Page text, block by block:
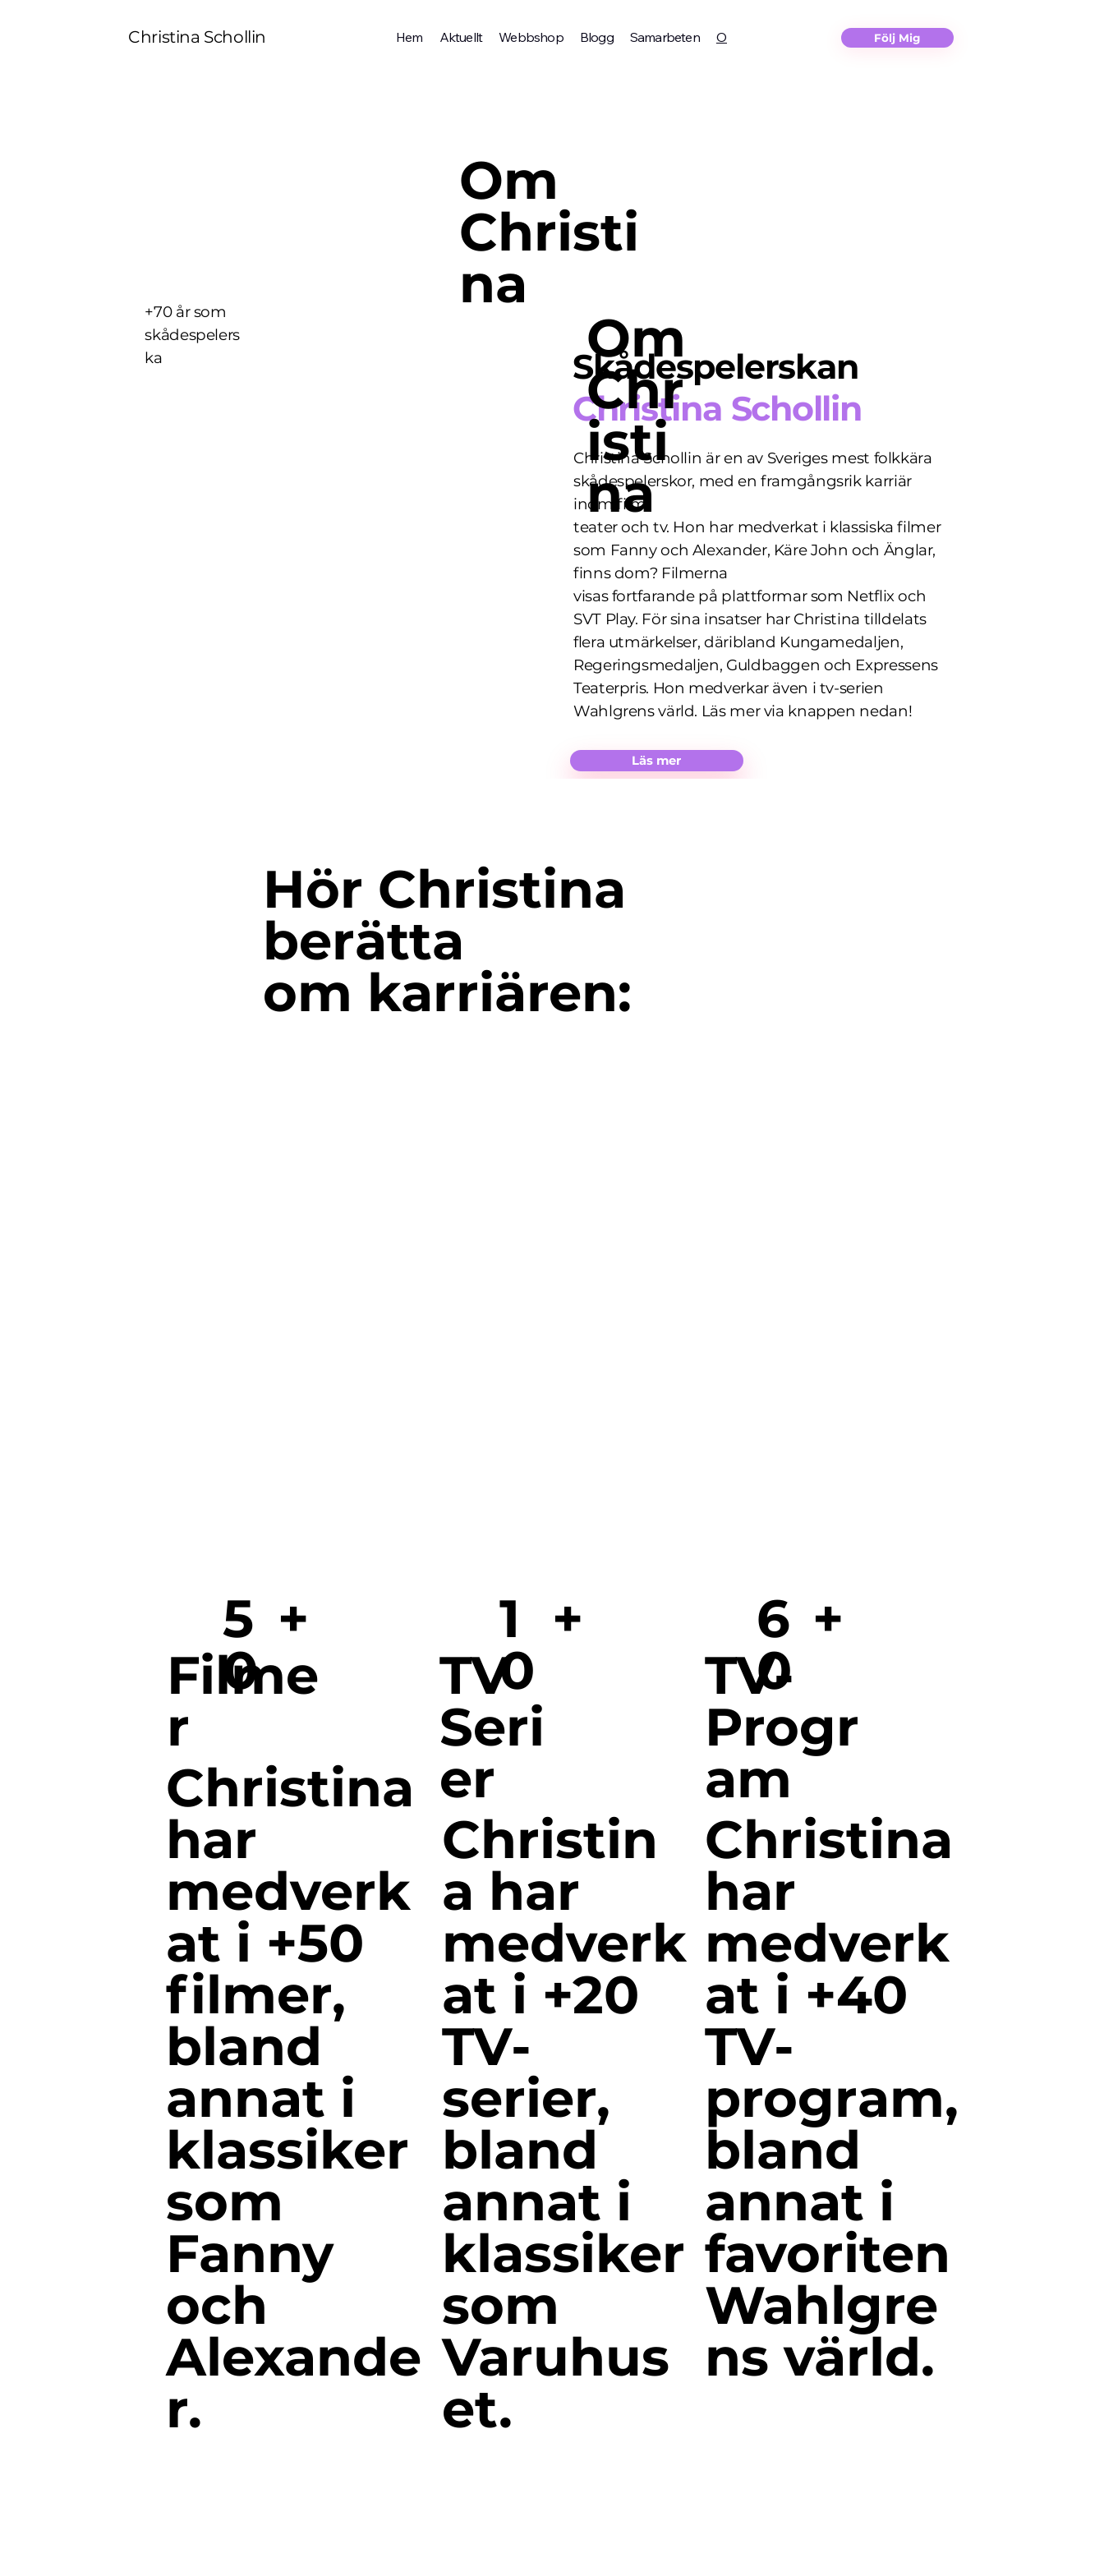
Christina Schollin Hem Aktuellt Webbshop Blogg Samarbeten Om Christina Kontakt Följ Mig
Om
Christi
na
+70 år som
skådespelers
ka
Skådespelerskan
Christina Schollin
Christina Schollin är en av Sveriges mest folkkära
skådespelerskor, med en framgångsrik karriär
inom film,
teater och tv. Hon har medverkat i klassiska filmer
som Fanny och Alexander, Käre John och Änglar,
finns dom? Filmerna
visas fortfarande på plattformar som Netflix och
SVT Play. För sina insatser har Christina tilldelats
flera utmärkelser, däribland Kungamedaljen,
Regeringsmedaljen, Guldbaggen och Expressens
Teaterpris. Hon medverkar även i tv-serien
Wahlgrens värld. Läs mer via knappen nedan!
Läs mer
Om
Chr
isti
na
Hör Christina
berätta
om karriären:
5
0
+
Filme
r
Christina
har
medverk
at i +50
filmer,
bland
annat i
klassiker
som
Fanny
och
Alexande
r.
1
0
+
TV
Seri
er
Christin
a har
medverk
at i +20
TV-
serier,
bland
annat i
klassiker
som
Varuhus
et.
6
0
+
TV-
Progr
am
Christina
har
medverk
at i +40
TV-
program,
bland
annat i
favoriten
Wahlgre
ns värld.